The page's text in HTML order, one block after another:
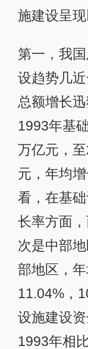
施建设呈现
第一，我
设趋势几
总额增长
1993年基
万亿元，
元，年均
看，在基
长率方面
次是中部
部地区，
11.04%，
设施建设
1993年相